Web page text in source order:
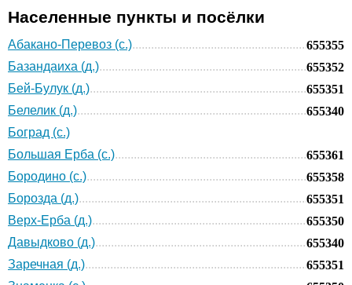
Населенные пункты и посёлки
Абакано-Перевоз (с.)
655355
Базандаиха (д.)
655352
Бей-Булук (д.)
655351
Белелик (д.)
655340
Боград (с.)
Большая Ерба (с.)
655361
Бородино (с.)
655358
Борозда (д.)
655351
Верх-Ерба (д.)
655350
Давыдково (д.)
655340
Заречная (д.)
655351